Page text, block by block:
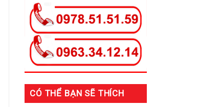
CÓ THỂ BẠN SẼ THÍCH